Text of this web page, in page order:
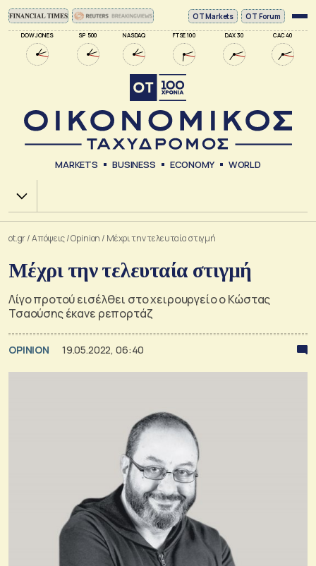
DOW JONES SP 500 NASDAQ FTSE 100 DAX 30 CAC 40
ΟΤ Markets OT Forum
MARKETS BUSINESS ECONOMY WORLD
Χ.Α.
ot.gr/Απόψεις/Opinion / Μέχρι την τελευταία στιγμή
Μέχρι την τελευταία στιγμή
Λίγο προτού εισέλθει στο χειρουργείο ο Κώστας
Τσαούσης έκανε ρεπορτάζ
OPINION 19.05.2022, 06:40